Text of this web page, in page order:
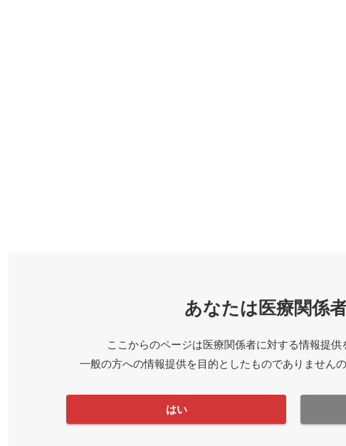
あなたは医療関係
ここからのページは医療関係者に対する情報提供
一般の方への情報提供を目的としたものでありません
はい